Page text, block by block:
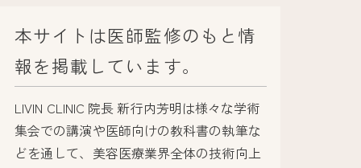
本サイトは医師監修のもと情
報を掲載しています。
LIVIN CLINIC 院長 新行内芳明は様々な学術
集会での講演や医師向けの教科書の執筆な
どを通して、美容医療業界全体の技術向上